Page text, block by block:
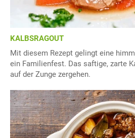
KALBSRAGOUT
Mit diesem Rezept gelingt eine
ein Familienfest. Das saftige, zarte
auf der Zunge zergehen.